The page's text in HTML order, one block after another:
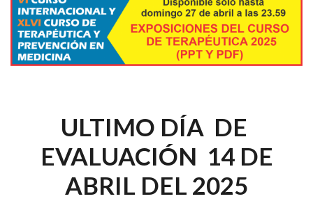
ULTIMO DÍA DE
EVALUACIÓN 14 DE
ABRIL DEL 2025